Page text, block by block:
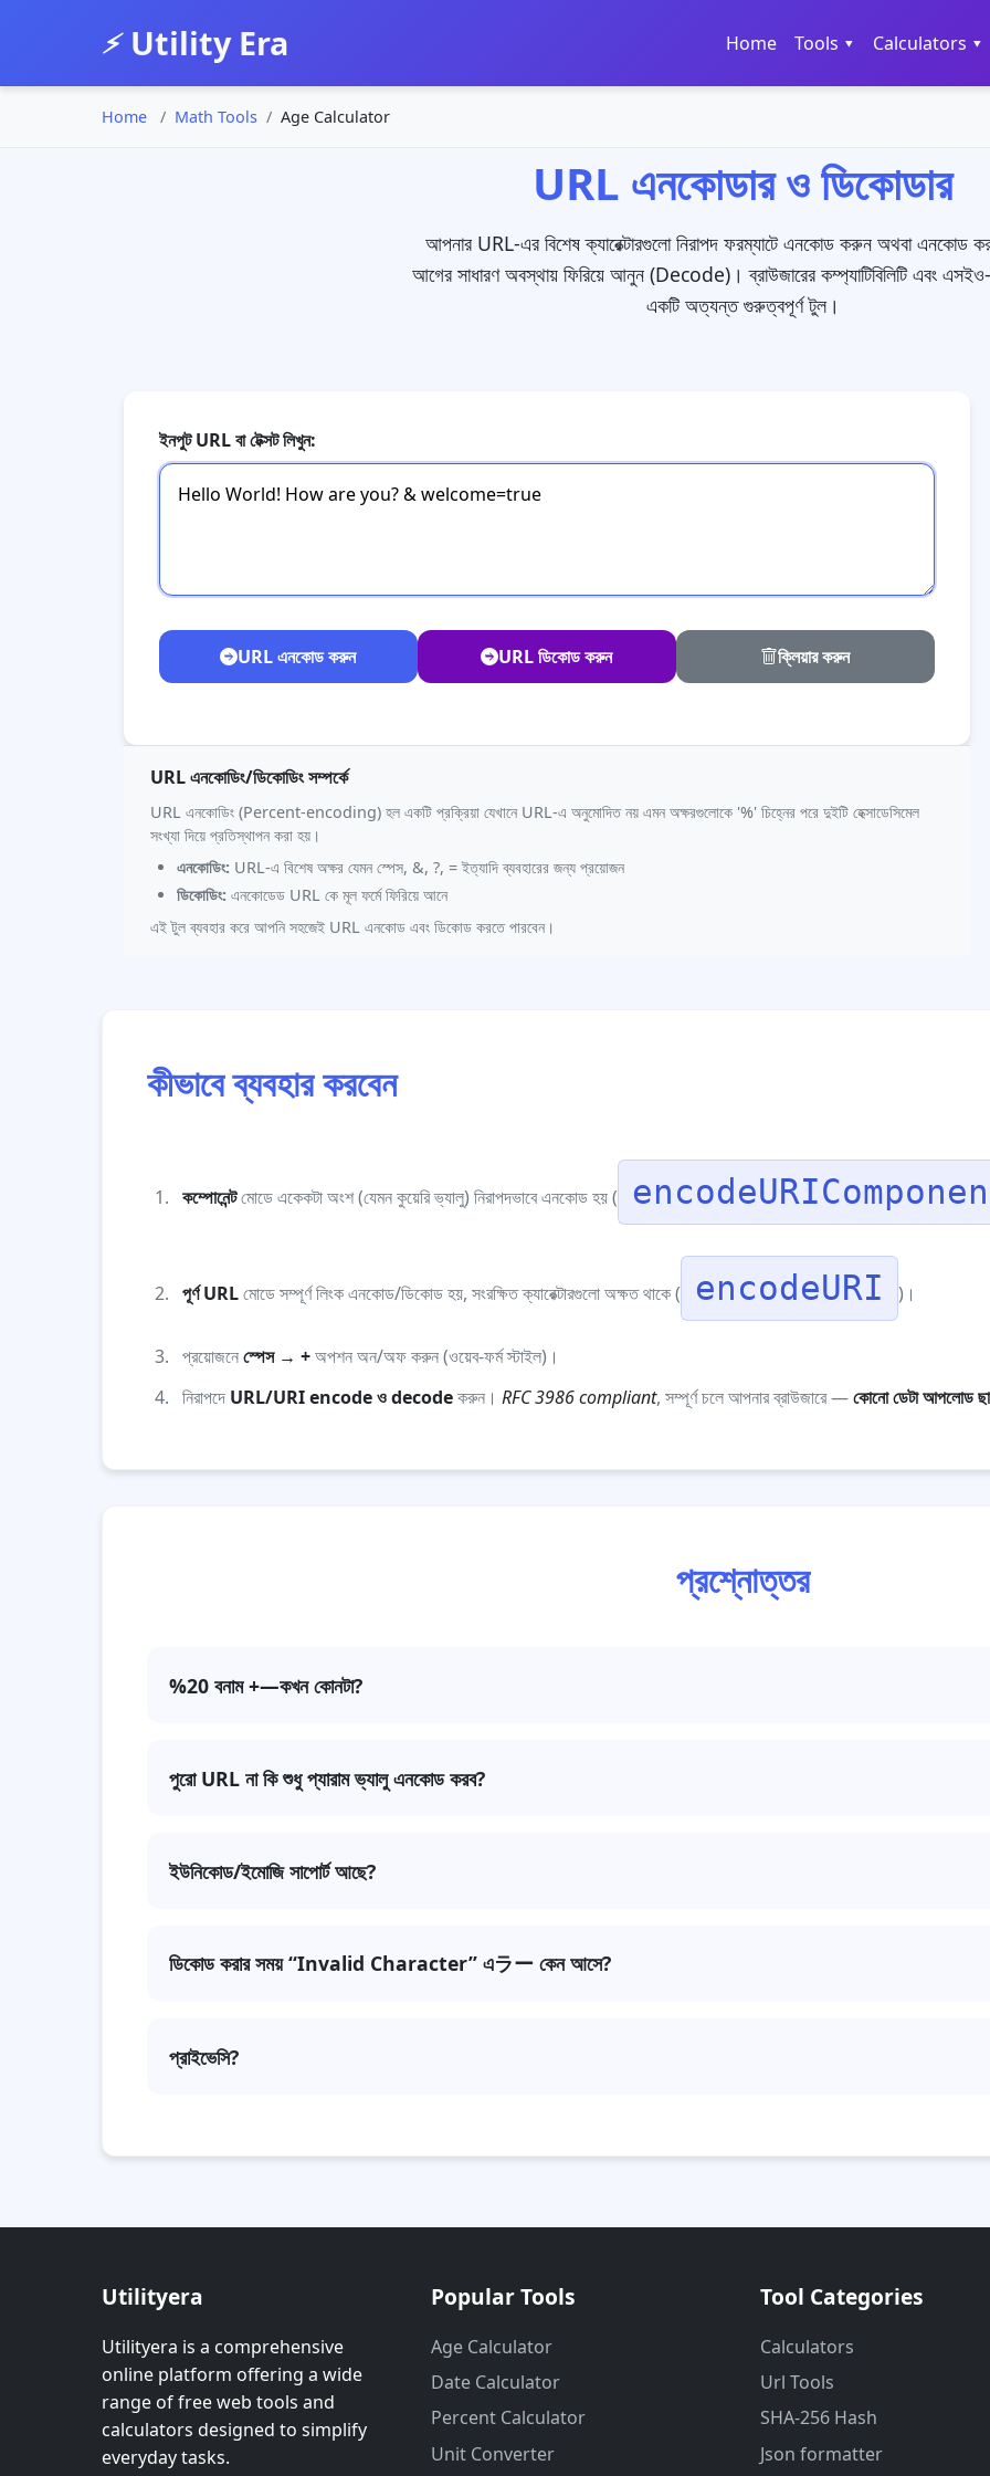
⚡ Utility Era Home Tools ▾ Calculators ▾
Home Math Tools Age Calculator
URL এনকোডার ও ডিকোডার
আপনার URL-এর বিশেষ ক্যারেক্টারগুলো নিরাপদ ফরম্যাটে এনকোড করুন অথবা এনকোড
আগের সাধারণ অবস্থায় ফিরিয়ে আনুন (Decode)। ব্রাউজারের কম্প্যাটিবিলিটি এবং
একটি অত্যন্ত গুরুত্বপূর্ণ টুল।
ইনপুট URL বা টেক্সট লিখুন:
URL এনকোড করুন URL ডিকোড করুন ক্লিয়ার করুন
URL এনকোডিং/ডিকোডিং সম্পর্কে
URL এনকোডিং (Percent-encoding) হল একটি প্রক্রিয়া যেখানে URL-এ অনুমোদিত নয় এমন অক্ষরগুলোকে '%' চিহ্নের পরে দুইটি হেক্সাডেসিমেল
সংখ্যা দিয়ে প্রতিস্থাপন করা হয়।
এনকোডিং: URL-এ বিশেষ অক্ষর যেমন স্পেস, &, ?, = ইত্যাদি ব্যবহারের জন্য প্রয়োজন
ডিকোডিং: এনকোডেড URL কে মূল ফর্মে ফিরিয়ে আনে
এই টুল ব্যবহার করে আপনি সহজেই URL এনকোড এবং ডিকোড করতে পারবেন।
কীভাবে ব্যবহার করবেন
কম্পোনেন্টমোডে একেকটা অংশ (যেমন কুয়েরি ভ্যালু) নিরাপদভাবে এনকোড হয় (
পূর্ণ URLমোডে সম্পূর্ণ লিংক এনকোড/ডিকোড হয়, সংরক্ষিত ক্যারেক্টারগুলো অক্ষত থাকে ( encodeURI )।
প্রয়োজনেস্পেস → +অপশন অন/অফ করুন (ওয়েব-ফর্ম স্টাইল)।
নিরাপদে URL/URI encode ও decodeকরুন। RFC 3986 compliant, সম্পূর্ণ চলে আপনার ব্রাউজারে —কোনো ডেটা আপলোড
প্রশ্নোত্তর
%20 বনাম +—কখন কোনটা?
স্ট্যান্ডার্ড URL এনকোডিংয়ে স্পেস সাধারণত %20। x-www-form-urlencoded (ওয়েব-ফর্ম) ধরণে স্পেসকে
পুরো URL না কি শুধু প্যারাম ভ্যালু এনকোড করব?
সাধারণত কেবল query parameter এর value এনকোড করা উচিত। পুরো URL এনকোড করলে
ইউনিকোড/ইমোজি সাপোর্ট আছে?
ডিকোড করার সময় “Invalid Character” এラー কেন আসে?
ইনপুটে অবৈধ বা আংশিক এনকোডেড ক্যারেক্টার থাকলে এラー আসতে পারে। যেমন
প্রাইভেসি?
Utilityera
Utilityera is a comprehensive
online platform offering a wide
range of free web tools and
calculators designed to simplify
everyday tasks.
Popular Tools
Age Calculator
Date Calculator
Percent Calculator
Unit Converter
Tool Categories
Calculators
Url Tools
SHA-256 Hash
Json formatter